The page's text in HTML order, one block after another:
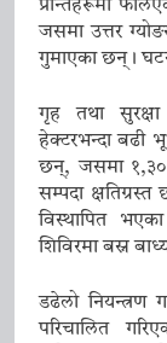
प्रान्तहरूमा
जसमा उत्तर
गुमाएका छन्।
गृह तथा
हेक्टरभन्दा बढी
छन्, जसमा १,३००
सम्पदा
विस्थापित
शिविरमा बस्न
डढेलो नियन्त्रण
परिचालित